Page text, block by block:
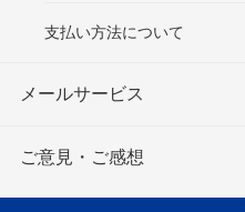
支払い方法について
メールサービス
ご意見・ご感想